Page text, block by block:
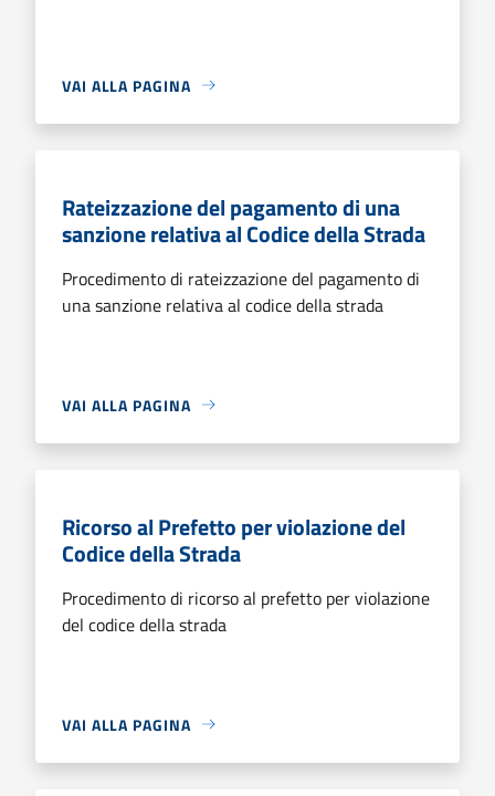
VAI ALLA PAGINA
Rateizzazione del pagamento di una
sanzione relativa al Codice della Strada
Procedimento di rateizzazione del pagamento di
una sanzione relativa al codice della strada
VAI ALLA PAGINA
Ricorso al Prefetto per violazione del
Codice della Strada
Procedimento di ricorso al prefetto per violazione
del codice della strada
VAI ALLA PAGINA